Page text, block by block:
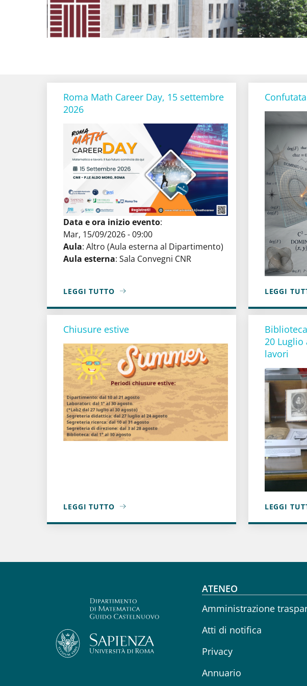
Roma Math Career Day, 15 settembre
2026
Galleria :
Data e ora inizio evento:
Mar, 15/09/2026 - 09:00
Aula: Altro (Aula esterna al Dipartimento)
Aula esterna: Sala Convegni CNR
LEGGI TUTTO
A PROPOSITO DI ROMA MATH CAREER DAY, 15 SETTEMBRE
LEGGI
A
Chiusure estive
LEGGI TUTTO
A PROPOSITO DI CHIUSURE ESTIVE
20 Luglio
lavori
LEGGI
A
Footer
ATENEO
Amministrazione
Atti di notifica
Privacy
Annuario